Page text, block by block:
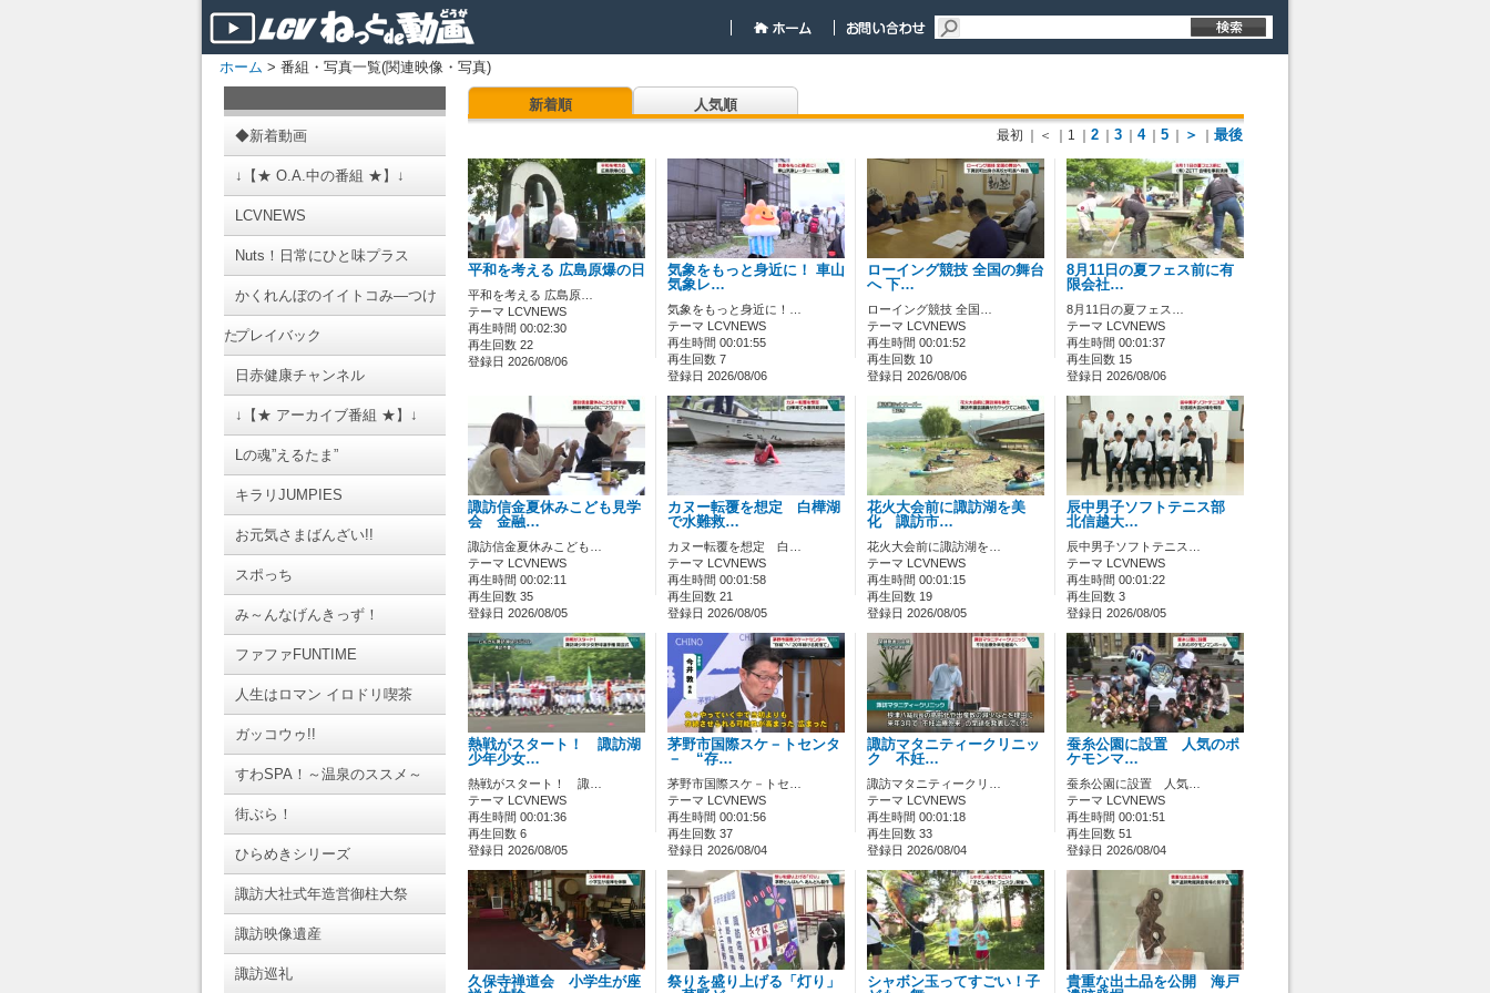
ホーム > 番組・写真一覧(関連映像・写真)
◆新着動画
↓【★ O.A.中の番組 ★】↓
LCVNEWS
Nuts！日常にひと味プラス
かくれんぼのイイトコみ―つけ
たプレイバック
日赤健康チャンネル
↓【★ アーカイブ番組 ★】↓
Lの魂”えるたま”
キラリJUMPIES
お元気さまばんざい!!
スポっち
み～んなげんきっず！
ファファFUNTIME
人生はロマン イロドリ喫茶
ガッコウゥ!!
すわSPA！～温泉のススメ～
街ぶら！
ひらめきシリーズ
諏訪大社式年造営御柱大祭
諏訪映像遺産
諏訪巡礼
新着順 人気順
最初 ｜＜ ｜1 2 3 4 5 ＞ 最後
平和を考える 広島原爆の日
平和を考える 広島原…
テーマ LCVNEWS
再生時間 00:02:30
再生回数 22
登録日 2026/08/06
気象をもっと身近に！ 車山
気象レ…
気象をもっと身近に！…
テーマ LCVNEWS
再生時間 00:01:55
再生回数 7
登録日 2026/08/06
ローイング競技 全国の舞台
へ 下…
ローイング競技 全国…
テーマ LCVNEWS
再生時間 00:01:52
再生回数 10
登録日 2026/08/06
8月11日の夏フェス前に有
限会社…
8月11日の夏フェス…
テーマ LCVNEWS
再生時間 00:01:37
再生回数 15
登録日 2026/08/06
諏訪信金夏休みこども見学
会 金融…
諏訪信金夏休みこども…
テーマ LCVNEWS
再生時間 00:02:11
再生回数 35
登録日 2026/08/05
カヌー転覆を想定 白樺湖
で水難救…
カヌー転覆を想定 白…
テーマ LCVNEWS
再生時間 00:01:58
再生回数 21
登録日 2026/08/05
花火大会前に諏訪湖を美
化 諏訪市…
花火大会前に諏訪湖を…
テーマ LCVNEWS
再生時間 00:01:15
再生回数 19
登録日 2026/08/05
辰中男子ソフトテニス部
北信越大…
辰中男子ソフトテニス…
テーマ LCVNEWS
再生時間 00:01:22
再生回数 3
登録日 2026/08/05
熱戦がスタート！ 諏訪湖
少年少女…
熱戦がスタート！ 諏…
テーマ LCVNEWS
再生時間 00:01:36
再生回数 6
登録日 2026/08/05
茅野市国際スケ－トセンタ
－ “存…
茅野市国際スケ－トセ…
テーマ LCVNEWS
再生時間 00:01:56
再生回数 37
登録日 2026/08/04
諏訪マタニティークリニッ
ク 不妊…
諏訪マタニティークリ…
テーマ LCVNEWS
再生時間 00:01:18
再生回数 33
登録日 2026/08/04
蚕糸公園に設置 人気のポ
ケモンマ…
蚕糸公園に設置 人気…
テーマ LCVNEWS
再生時間 00:01:51
再生回数 51
登録日 2026/08/04
久保寺禅道会 小学生が座
祭りを盛り上げる「灯り」
シャボン玉ってすごい！子
貴重な出土品を公開 海戸